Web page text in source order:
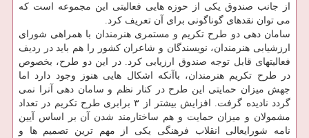
از جانب صندوق یکی از حوزه هایی فعالیتی این مجموعه است که
می توان نقدهای گوناگونی برای آن تعریف کرد.
سامان دهی دو طرح تکریم و مستمری هنرمندان با همراهی شورای
ارزشیابی هنرمندان، نویسندگان و شاعران کشور را هم باید در ردیف
فعالیتهای قابل توجه صندوق ارزیابی کرد. در این دو طرح، بخصوص
در طرح تکریم هنرمندان، باآنکه اشکال هایی هنوز وجود دارد اما
جهش میزان حمایتی این طرح در کنار نظم و سامان دهی آنرا نمی
گردد نادیده گرفت. افزایش بیشتر از ۳ برابری طرح تکریم در تعداد
مشمولان و میزان حمایت و هم ساختارمند شدن آن بر اساس آیین
نامه شورایعالی انقلاب فرهنگی یکی از مهم ترین تصمیم ها و